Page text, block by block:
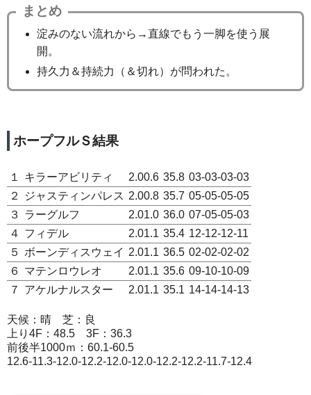
まとめ
淀みのない流れから→直線でもう一脚を使う展
開。
持久力＆持続力（＆切れ）が問われた。
ホープフルＳ結果
１ キラーアビリティ 2.00.6 35.8 03-03-03-03
２
ジャスティンパレス 2.00.8 35.7 05-05-05-05
３
ラーグルフ 2.01.0 36.0 07-05-05-03
４ フィデル 2.01.1 35.4 12-12-12-11
５
ボーンディスウェイ 2.01.1 36.5 02-02-02-02
６
マテンロウレオ 2.01.1 35.6 09-10-10-09
７
アケルナルスター 2.01.1 35.1 14-14-14-13
天候：晴 芝：良
上り4F：48.5 3F：36.3
前後半1000ｍ：60.1-60.5
12.6-11.3-12.0-12.2-12.0-12.0-12.2-12.2-11.7-12.4